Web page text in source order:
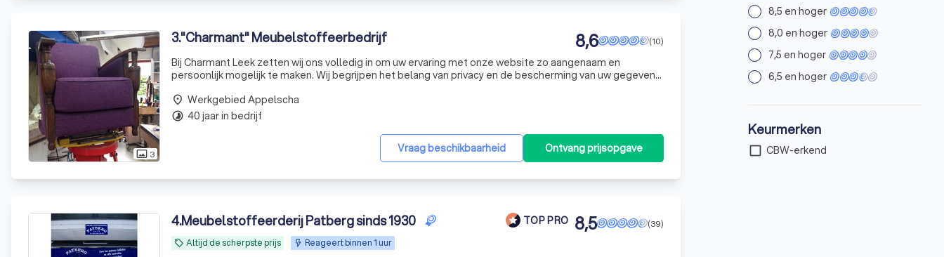
photo_size_select_actual 3
3."Charmant" Meubelstoffeerbedrijf (10)
8,6
Bij Charmant Leek zetten wij ons volledig in om uw ervaring met onze website zo aangenaam en
persoonlijk mogelijk te maken. Wij begrijpen het belang van privacy en de bescherming van uw gegevens.
Vraag beschikbaarheid Ontvang prijsopgave
place Werkgebied Appelscha
timelapse 40 jaar in bedrijf
4.Meubelstoffeerderij Patberg sinds 1930 TOP PRO
local_offer Altijd de scherpste prijs Reageert binnen 1 uur
(39)
8,5
8,5 en hoger
8,0 en hoger
7,5 en hoger
6,5 en hoger
Keurmerken
check_box_outline_blank CBW-erkend